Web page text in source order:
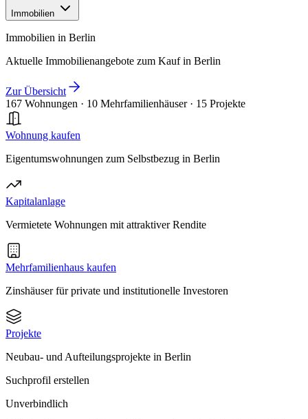
Immobilien
Immobilien in Berlin
Aktuelle Immobilienangebote zum Kauf in Berlin
Zur Übersicht
167 Wohnungen · 10 Mehrfamilienhäuser · 15 Projekte
Wohnung kaufen
Eigentumswohnungen zum Selbstbezug in Berlin
Kapitalanlage
Vermietete Wohnungen mit attraktiver Rendite
Mehrfamilienhaus kaufen
Zinshäuser für private und institutionelle Investoren
Projekte
Neubau- und Aufteilungsprojekte in Berlin
Suchprofil erstellen
Unverbindlich